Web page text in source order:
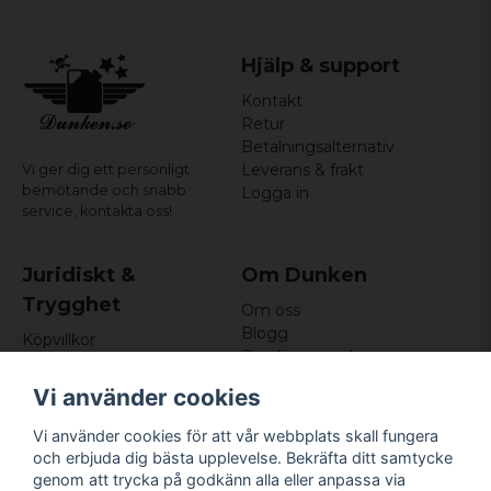
Vi ger dig ett personligt
bemötande och snabb
service, kontakta oss!
Hjälp & support
Kontakt
Retur
Betalningsalternativ
Leverans & frakt
Logga in
Juridiskt &
Trygghet
Köpvillkor
Om cookies
Om Dunken
Om oss
Blogg
Omdömen och
Nyhetsbrev
Kundklubb
Företagsuppgifter
Vi använder cookies
Vi använder cookies för att vår webbplats skall fungera
och erbjuda dig bästa upplevelse. Bekräfta ditt samtycke
genom att trycka på godkänn alla eller anpassa via